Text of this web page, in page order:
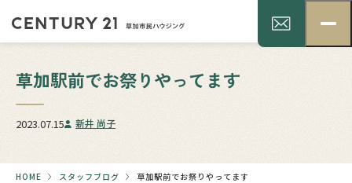
草加駅前でお祭りやってます
2023.07.15 新井 尚子
HOME スタッフブログ 草加駅前でお祭りやってます